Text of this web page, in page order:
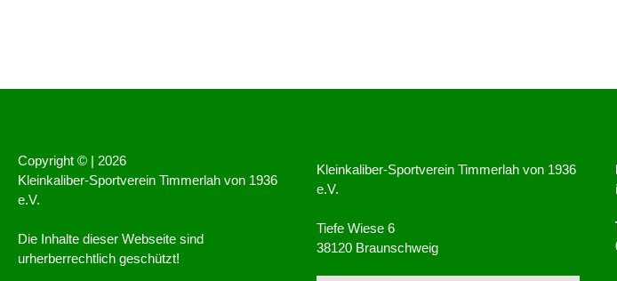
Copyright © | 2026
Kleinkaliber-Sportverein Timmerlah von 1936
e.V.
Die Inhalte dieser Webseite sind
urherberrechtlich geschützt!
Kleinkaliber-Sportverein Timmerlah von 1936
e.V.
Tiefe Wiese 6
38120 Braunschweig